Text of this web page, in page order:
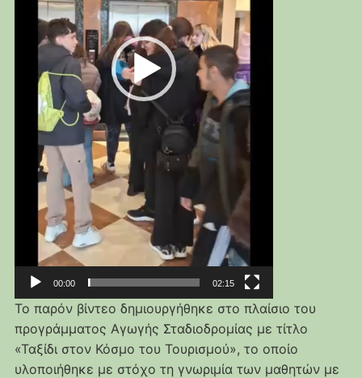
00:00 02:15
Το παρόν βίντεο δημιουργήθηκε στο πλαίσιο του
προγράμματος Αγωγής Σταδιοδρομίας με τίτλο
«Ταξίδι στον Κόσμο του Τουρισμού», το οποίο
υλοποιήθηκε με στόχο τη γνωριμία των μαθητών με